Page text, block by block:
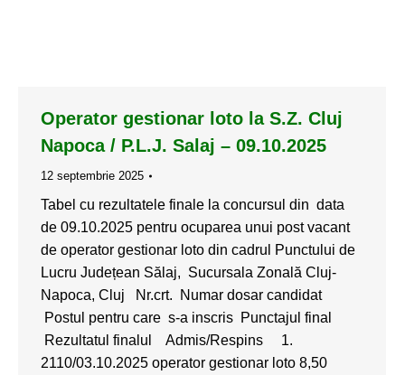
Operator gestionar loto la S.Z. Cluj
Napoca / P.L.J. Salaj – 09.10.2025
12 septembrie 2025
Tabel cu rezultatele finale la concursul din data
de 09.10.2025 pentru ocuparea unui post vacant
de operator gestionar loto din cadrul Punctului de
Lucru Județean Sălaj, Sucursala Zonală Cluj-
Napoca, Cluj Nr.crt. Numar dosar candidat
Postul pentru care s-a inscris Punctajul final
Rezultatul finalul Admis/Respins 1.
2110/03.10.2025 operator gestionar loto 8,50